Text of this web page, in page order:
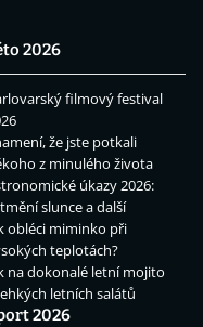
2026
filmový festival
že jste potkali
z minulého života
úkazy 2026:
slunce a další
obléci miminko při
teplotách?
na dokonalé letní mojito
letních salátů
2026